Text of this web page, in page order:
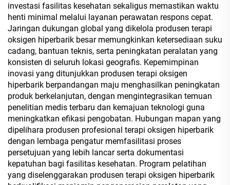
investasi fasilitas kesehatan sekaligus memastikan waktu
henti minimal melalui layanan perawatan respons cepat.
Jaringan dukungan global yang dikelola produsen terapi
oksigen hiperbarik besar memungkinkan ketersediaan suku
cadang, bantuan teknis, serta peningkatan peralatan yang
konsisten di seluruh lokasi geografis. Kepemimpinan
inovasi yang ditunjukkan produsen terapi oksigen
hiperbarik berpandangan maju menghasilkan peningkatan
produk berkelanjutan, dengan mengintegrasikan temuan
penelitian medis terbaru dan kemajuan teknologi guna
meningkatkan efikasi pengobatan. Hubungan mapan yang
dipelihara produsen profesional terapi oksigen hiperbarik
dengan lembaga pengatur memfasilitasi proses
persetujuan yang lebih lancar serta dokumentasi
kepatuhan bagi fasilitas kesehatan. Program pelatihan
yang diselenggarakan produsen terapi oksigen hiperbarik